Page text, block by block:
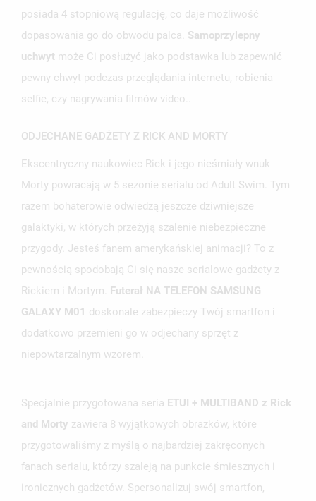
posiada 4 stopniową regulację, co daje możliwość
dopasowania go do obwodu palca. Samoprzylepny
uchwyt może Ci posłużyć jako podstawka lub zapewnić
pewny chwyt podczas przeglądania internetu, robienia
selfie, czy nagrywania filmów video..
ODJECHANE GADŻETY Z RICK AND MORTY
Ekscentryczny naukowiec Rick i jego nieśmiały wnuk
Morty powracają w 5 sezonie serialu od Adult Swim. Tym
razem bohaterowie odwiedzą jeszcze dziwniejsze
galaktyki, w których przeżyją szalenie niebezpieczne
przygody. Jesteś fanem amerykańskiej animacji? To z
pewnością spodobają Ci się nasze serialowe gadżety z
Rickiem i Mortym. Futerał NA TELEFON SAMSUNG
GALAXY M01 doskonale zabezpieczy Twój smartfon i
dodatkowo przemieni go w odjechany sprzęt z
niepowtarzalnym wzorem.
Specjalnie przygotowana seria ETUI + MULTIBAND z Rick
and Morty zawiera 8 wyjątkowych obrazków, które
przygotowaliśmy z myślą o najbardziej zakręconych
fanach serialu, którzy szaleją na punkcie śmiesznych i
ironicznych gadżetów. Spersonalizuj swój smartfon,
MOJE LISTY ŻYCZEŃ
UTWÓRZ LISTĘ ŻYCZEŃ
NAZWA LISTY ŻYCZEŃ
ZALOGUJ SIĘ
MUSISZ BYĆ ZALOGOWANY BY ZAPISAĆ PRODUKTY NA
SWOJEJ LIŚCIE ŻYCZEŃ.
ANULUJ ZALOGUJ SIĘ